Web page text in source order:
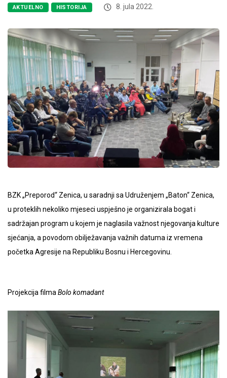
AKTUELNO HISTORIJA 8. jula 2022.
BZK „Preporod“ Zenica, u saradnji sa Udruženjem „Baton“ Zenica,
u proteklih nekoliko mjeseci uspješno je organizirala bogat i
sadržajan program u kojem je naglasila važnost njegovanja kulture
sjećanja, a povodom obilježavanja važnih datuma iz vremena
početka Agresije na Republiku Bosnu i Hercegovinu.
Projekcija filmaBolo komadant